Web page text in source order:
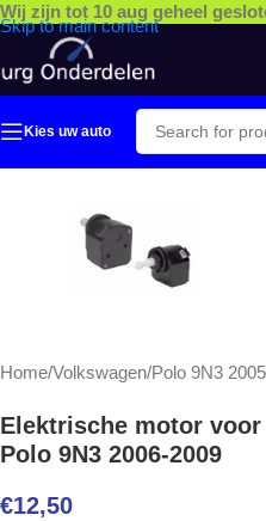
Skip to main content
Wij zijn tot 10 aug geheel
Kies uw auto
Home/Volkswagen/Polo 9N3
Elektrische motor
Polo 9N3 2006-2009
€12,50